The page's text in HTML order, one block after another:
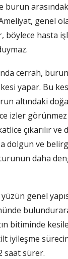
burun
Ameliyat, genel
böylece hasta
cerrah,
yapar. Bu
altındaki
izler
çıkarılır ve
dolgun ve
daha
genel
bitiminde
iyileşme
saat sürer.